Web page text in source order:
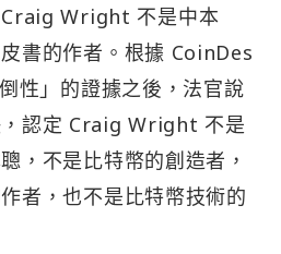
Craig Wright 不是中本
書的作者。根據 CoinDes
性」的證據之後，法官說
認定 Craig Wright 不是
，不是比特幣的創造者，
者，也不是比特幣技術的